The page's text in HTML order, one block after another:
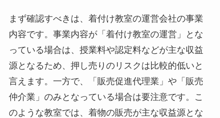
まず確認すべきは、着付け教室の運営会社の事業
内容です。事業内容が「着付け教室の運営」とな
っている場合は、授業料や認定料などが主な収益
源となるため、押し売りのリスクは比較的低いと
言えます。一方で、「販売促進代理業」や「販売
仲介業」のみとなっている場合は要注意です。こ
のような教室では、着物の販売が主な収益源とな